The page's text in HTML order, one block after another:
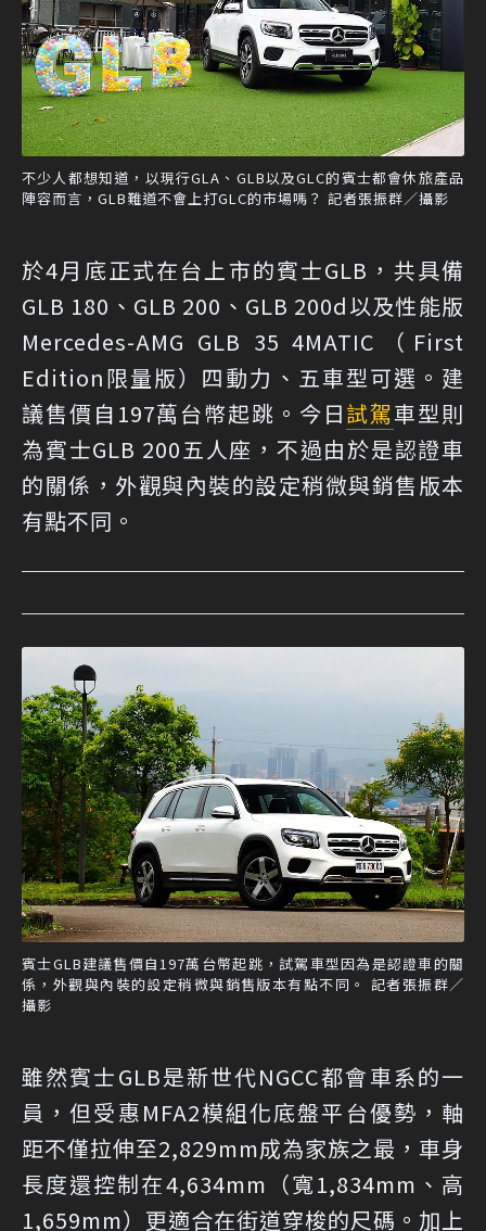
不少人都想知道，以現行GLA、GLB以及GLC的賓士都會休旅產品
陣容而言，GLB難道不會上打GLC的市場嗎？ 記者張振群／攝影
於4月底正式在台上市的賓士GLB，共具備
GLB 180、GLB 200、GLB 200d以及性能版
Mercedes-AMG GLB 35 4MATIC（First
Edition限量版）四動力、五車型可選。建
議售價自197萬台幣起跳。今日試駕車型則
為賓士GLB 200五人座，不過由於是認證車
的關係，外觀與內裝的設定稍微與銷售版本
有點不同。
賓士GLB建議售價自197萬台幣起跳，試駕車型因為是認證車的關
係，外觀與內裝的設定稍微與銷售版本有點不同。 記者張振群／
攝影
雖然賓士GLB是新世代NGCC都會車系的一
員，但受惠MFA2模組化底盤平台優勢，軸
距不僅拉伸至2,829mm成為家族之最，車身
長度還控制在4,634mm（寬1,834mm、高
1,659mm）更適合在街道穿梭的尺碼。加上